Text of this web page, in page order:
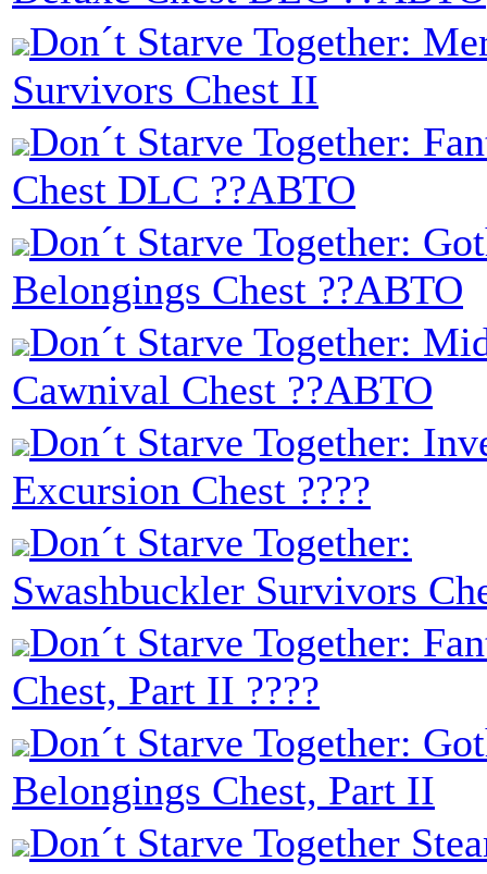
Don´t Starve Together:
Survivors Chest II
Don´t Starve Together:
Chest DLC ??АВТО
Don´t Starve Together:
Belongings Chest ??АВТО
Don´t Starve Together:
Cawnival Chest ??АВТО
Don´t Starve Together:
Excursion Chest ????
Don´t Starve Together:
Swashbuckler Survivors
Don´t Starve Together:
Chest, Part II ????
Don´t Starve Together:
Belongings Chest, Part II
Don´t Starve Together